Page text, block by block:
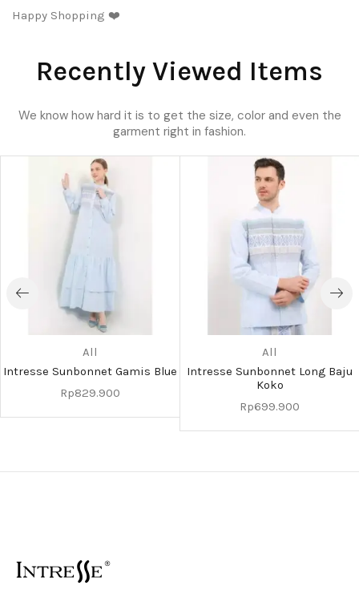
Happy Shopping ❤️
Recently Viewed Items
We know how hard it is to get the size, color and even the
garment right in fashion.
All
Intresse Sunbonnet Gamis Blue
Rp829.900
All
Intresse Sunbonnet Long Baju
Koko
Rp699.900